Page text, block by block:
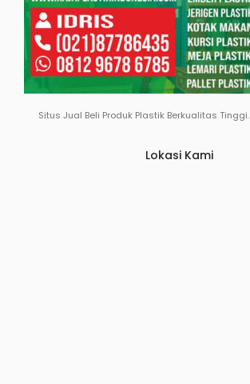
Situs Jual Beli Produk Plastik Berkualitas Tinggi.
Lokasi Kami